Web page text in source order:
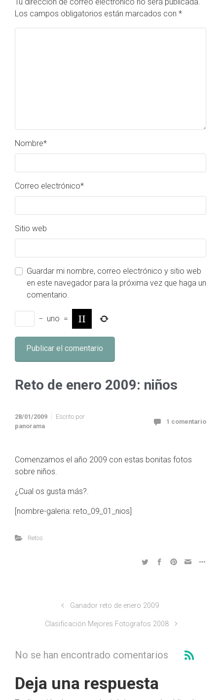
Los campos obligatorios están marcados con *
Nombre*
Correo electrónico*
Sitio web
Guardar mi nombre, correo electrónico y sitio web
en este navegador para la próxima vez que haga un
comentario.
− uno =
Reto de enero 2009: niños
28/01/2009
Escrito por
panorama
1 comentario
Comenzamos el año 2009 con estas bonitas fotos
sobre niños.
¿Cual os gusta más?.
[nombre-galeria: reto_09_01_nios]
Retos
Ganador reto de enero 2009
Clasificación Mejores Fotografos 2008
No se han encontrado comentarios
Deja una respuesta